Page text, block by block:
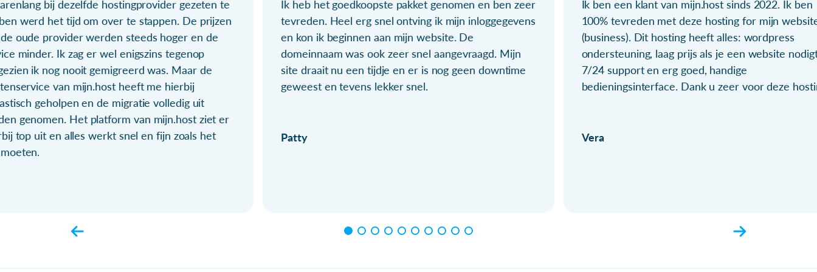
bij dezelfde hostingprovider gezeten te
werd het tijd om over te stappen. De prijzen
oude provider werden steeds hoger en de
minder. Ik zag er wel enigszins tegenop
ik nog nooit gemigreerd was. Maar de
van mijn.host heeft me hierbij
geholpen en de migratie volledig uit
genomen. Het platform van mijn.host ziet er
top uit en alles werkt snel en fijn zoals het
Ik heb het goedkoopste pakket genomen en ben zeer
tevreden. Heel erg snel ontving ik mijn inloggegevens
en kon ik beginnen aan mijn website. De
domeinnaam was ook zeer snel aangevraagd. Mijn
site draait nu een tijdje en er is nog geen downtime
geweest en tevens lekker snel.
Patty
Ik ben een klant van mijn.host sinds 2022. Ik ben
100% tevreden met deze hosting for mijn
(business). Dit hosting heeft alles: wordpress
ondersteuning, laag prijs als je een website
7/24 support en erg goed, handige
bedieningsinterface. Dank u zeer voor deze
Vera